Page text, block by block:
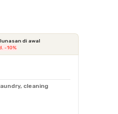
di awal
-10%
cleaning